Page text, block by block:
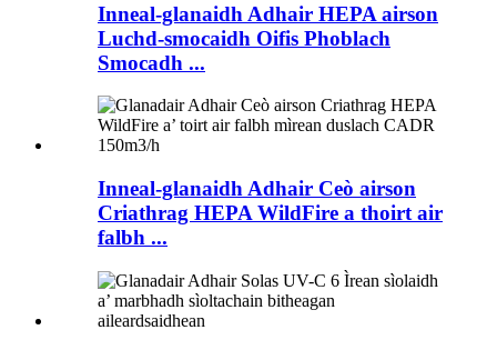
Inneal-glanaidh Adhair HEPA airson
Luchd-smocaidh Oifis Phoblach
Smocadh ...
Inneal-glanaidh Adhair Ceò airson
Criathrag HEPA WildFire a thoirt air
falbh ...